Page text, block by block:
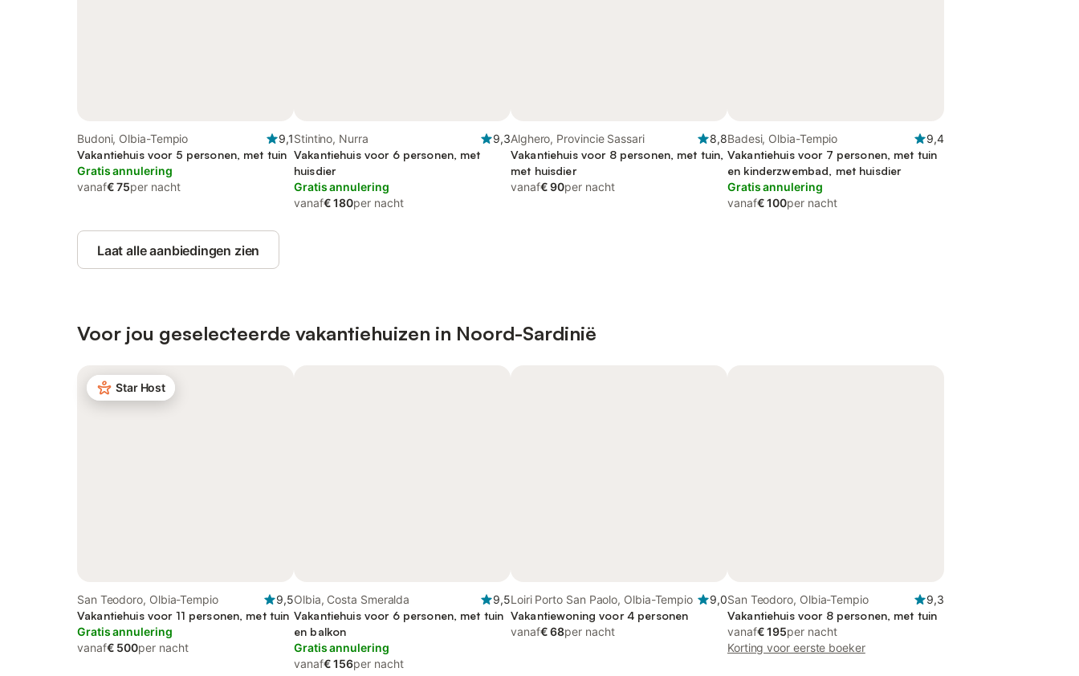
Budoni, Olbia-Tempio
9,1
Vakantiehuis voor 5 personen, met tuin
Gratis annulering
vanaf€ 75per nacht
Stintino, Nurra
9,3
Vakantiehuis voor 6 personen, met
huisdier
Gratis annulering
vanaf€ 180per nacht
Alghero, Provincie Sassari
8,8
Vakantiehuis voor 8 personen, met tuin,
met huisdier
vanaf€ 90per nacht
Badesi, Olbia-Tempio
9,4
Vakantiehuis voor 7 personen, met tuin
en kinderzwembad, met huisdier
Gratis annulering
vanaf€ 100per nacht
Laat alle aanbiedingen zien
Voor jou geselecteerde vakantiehuizen in Noord-Sardinië
Star Host
San Teodoro, Olbia-Tempio
9,5
Vakantiehuis voor 11 personen, met tuin
Gratis annulering
vanaf€ 500per nacht
Olbia, Costa Smeralda
9,5
Vakantiehuis voor 6 personen, met tuin
en balkon
Gratis annulering
vanaf€ 156per nacht
Loiri Porto San Paolo, Olbia-Tempio
9,0
Vakantiewoning voor 4 personen
vanaf€ 68per nacht
San Teodoro, Olbia-Tempio
9,3
Vakantiehuis voor 8 personen, met tuin
vanaf€ 195per nacht
Korting voor eerste boeker